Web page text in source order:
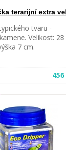
terarijní extra
tvaru -
Velikost: 28
7 cm.
456